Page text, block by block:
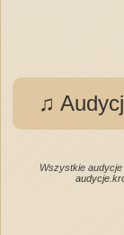
♫
Wszystkie